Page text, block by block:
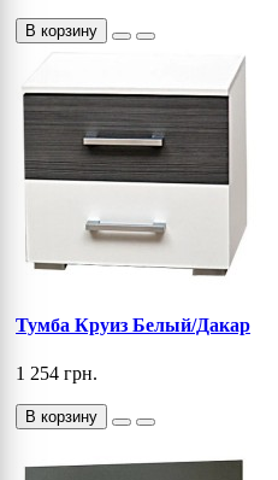
В корзину
Тумба Круиз Белый/Дакар
1 254 грн.
В корзину